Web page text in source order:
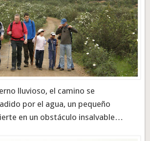
lluvioso, el camino se
por el agua, un pequeño
en un obstáculo insalvable…